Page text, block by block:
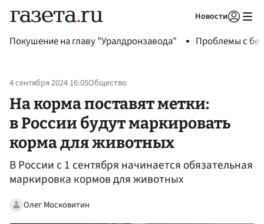
Новости
Покушение на главу "Уралдронзавода" Проблемы с
4 сентября 2024 16:05Общество
На корма поставят метки:
в России будут маркировать
корма для животных
В России с 1 сентября начинается обязательная
маркировка кормов для животных
Олег Московитин